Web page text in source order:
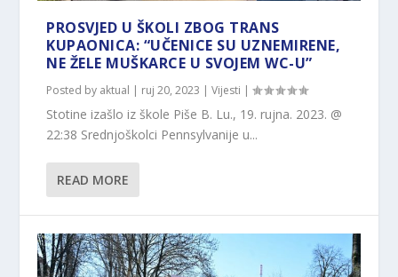
PROSVJED U ŠKOLI ZBOG TRANS
KUPAONICA: “UČENICE SU UZNEMIRENE,
NE ŽELE MUŠKARCE U SVOJEM WC-U”
Posted by aktual | ruj 20, 2023 |Vijesti |
Stotine izašlo iz škole Piše B. Lu., 19. rujna. 2023. @
22:38 Srednjoškolci Pennsylvanije u...
READ MORE